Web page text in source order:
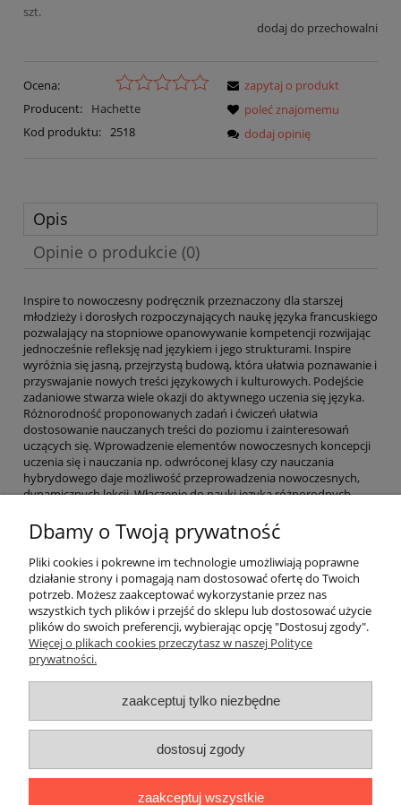
szt.
dodaj do przechowalni
Ocena:
Producent:
Hachette
Kod produktu: 2518
zapytaj o produkt
poleć znajomemu
dodaj opinię
Opis
Opinie o produkcie (0)
Inspire to nowoczesny podręcznik przeznaczony dla starszej
młodzieży i dorosłych rozpoczynających naukę języka francuskiego
pozwalający na stopniowe opanowywanie kompetencji rozwijając
jednocześnie refleksję nad językiem i jego strukturami. Inspire
wyróżnia się jasną, przejrzystą budową, która ułatwia poznawanie i
przyswajanie nowych treści językowych i kulturowych. Podejście
zadaniowe stwarza wiele okazji do aktywnego uczenia się języka.
Różnorodność proponowanych zadań i ćwiczeń ułatwia
dostosowanie nauczanych treści do poziomu i zainteresowań
uczących się. Wprowadzenie elementów nowoczesnych koncepcji
uczenia się i nauczania np. odwróconej klasy czy nauczania
hybrydowego daje możliwość przeprowadzenia nowoczesnych,
dynamicznych lekcji. Włączenie do nauki języka różnorodnych
zajęć o przestrzeń wirtualną, podnosząc motywację do nauki.
O nas
Płatności i dostawa
Moje konto
"Romanista" Internetowa Księgarnia Językowa 2025
Dbamy o Twoją prywatność
Pliki cookies i pokrewne im technologie umożliwiają poprawne
działanie strony i pomagają nam dostosować ofertę do Twoich
potrzeb. Możesz zaakceptować wykorzystanie przez nas
wszystkich tych plików i przejść do sklepu lub dostosować użycie
plików do swoich preferencji, wybierając opcję "Dostosuj zgody".
Więcej o plikach cookies przeczytasz w naszej Polityce
prywatności.
zaakceptuj tylko niezbędne
dostosuj zgody
zaakceptuj wszystkie